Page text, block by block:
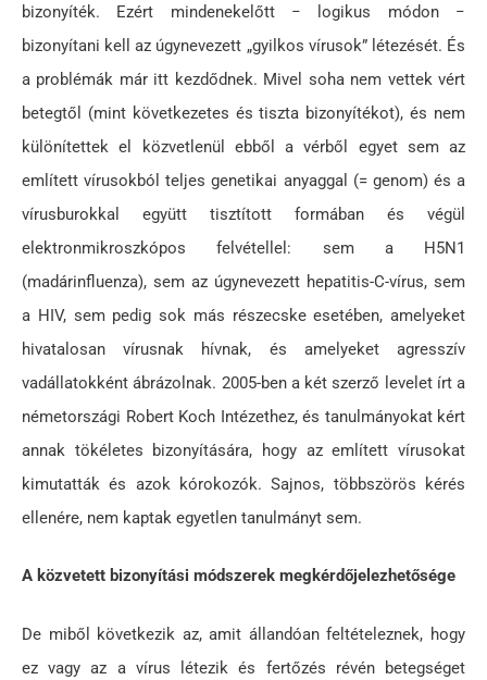
bizonyíték. Ezért mindenekelőtt − logikus módon −
bizonyítani kell az úgynevezett „gyilkos vírusok” létezését. És
a problémák már itt kezdődnek. Mivel soha nem vettek vért
betegtől (mint következetes és tiszta bizonyítékot), és nem
különítettek el közvetlenül ebből a vérből egyet sem az
említett vírusokból teljes genetikai anyaggal (= genom) és a
vírusburokkal együtt tisztított formában és végül
elektronmikroszkópos felvétellel: sem a H5N1
(madárinfluenza), sem az úgynevezett hepatitis-C-vírus, sem
a HIV, sem pedig sok más részecske esetében, amelyeket
hivatalosan vírusnak hívnak, és amelyeket agresszív
vadállatokként ábrázolnak. 2005-ben a két szerző levelet írt a
németországi Robert Koch Intézethez, és tanulmányokat kért
annak tökéletes bizonyítására, hogy az említett vírusokat
kimutatták és azok kórokozók. Sajnos, többszörös kérés
ellenére, nem kaptak egyetlen tanulmányt sem.
A közvetett bizonyítási módszerek megkérdőjelezhetősége
De miből következik az, amit állandóan feltételeznek, hogy
ez vagy az a vírus létezik és fertőzés révén betegséget